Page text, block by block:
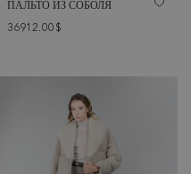
ПАЛЬТО ИЗ СОБОЛЯ
36912.00 $